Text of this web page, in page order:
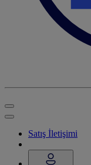
Satış İletişimi